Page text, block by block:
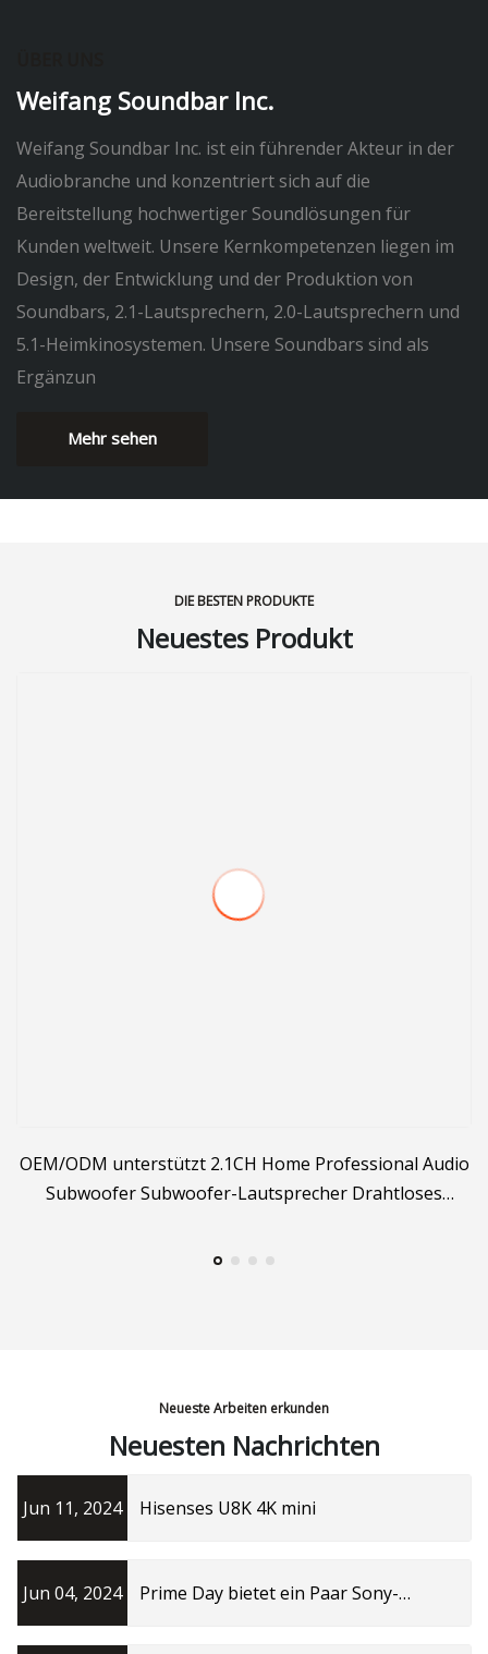
Weifang Soundbar Inc.
Weifang Soundbar Inc. ist ein führender Akteur in der
Audiobranche und konzentriert sich auf die
Bereitstellung hochwertiger Soundlösungen für
Kunden weltweit. Unsere Kernkompetenzen liegen im
Design, der Entwicklung und der Produktion von
Soundbars, 2.1-Lautsprechern, 2.0-Lautsprechern und
5.1-Heimkinosystemen. Unsere Soundbars sind als
Ergänzun
Mehr sehen
DIE BESTEN PRODUKTE
Neuestes Produkt
OEM/ODM unterstützt 2.1CH Home Professional Audio
Subwoofer Subwoofer-Lautsprecher Drahtloses
Neueste Arbeiten erkunden
Neuesten Nachrichten
Jun 11, 2024 Hisenses U8K 4K mini
Jun 04, 2024
Prime Day bietet ein Paar Sony-